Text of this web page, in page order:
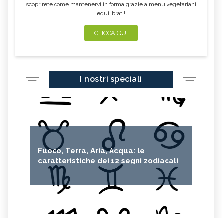
scoprirete come mantenervi in forma grazie a menu vegetariani
equilibrati!
CLICCA QUI
I nostri speciali
Fuoco, Terra, Aria, Acqua: le
caratteristiche dei 12 segni zodiacali